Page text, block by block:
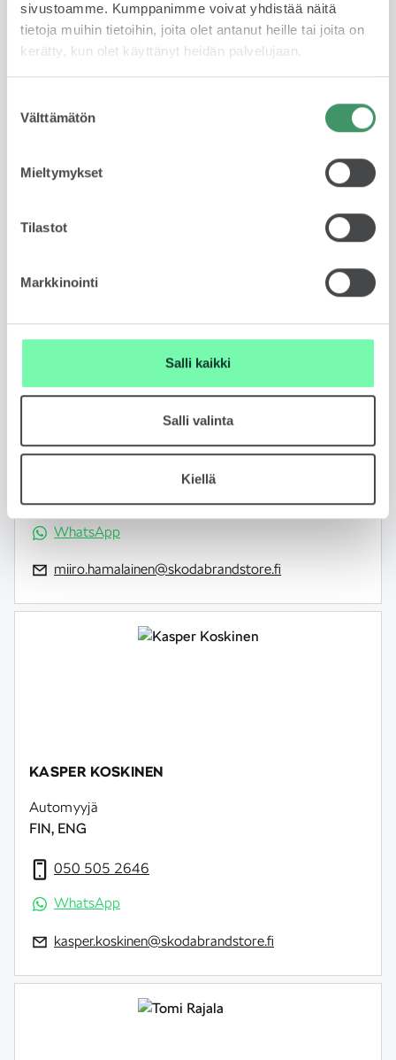
sivustoamme. Kumppanimme voivat yhdistää näitä
tietoja muihin tietoihin, joita olet antanut heille tai joita on
kerätty, kun olet käyttänyt heidän palvelujaan.
valinta
Välttämätön
Mieltymykset
Tilastot
Markkinointi
Salli kaikki
Salli valinta
Kiellä
JESSE HARDÉN
044 335 0035
MIIRO HÄMÄLÄINEN
FIN, ENG
WhatsApp
miiro.hamalainen@skodabrandstore.fi
KASPER KOSKINEN
Automyyjä
FIN, ENG
050 505 2646
WhatsApp
kasper.koskinen@skodabrandstore.fi